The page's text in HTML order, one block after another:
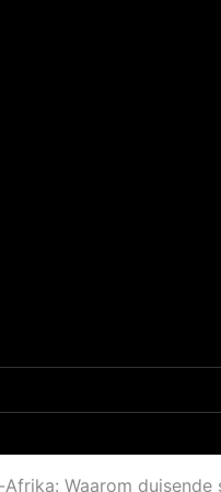
Waarom duisende